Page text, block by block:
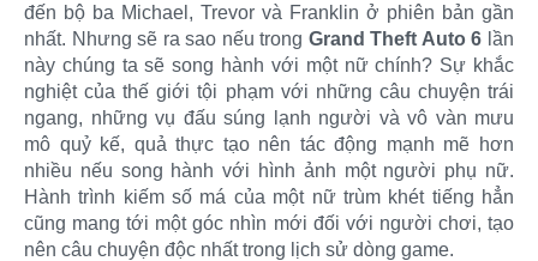
đến bộ ba Michael, Trevor và Franklin ở phiên bản gần
nhất. Nhưng sẽ ra sao nếu trong Grand Theft Auto 6 lần
này chúng ta sẽ song hành với một nữ chính? Sự khắc
nghiệt của thế giới tội phạm với những câu chuyện trái
ngang, những vụ đấu súng lạnh người và vô vàn mưu
mô quỷ kế, quả thực tạo nên tác động mạnh mẽ hơn
nhiều nếu song hành với hình ảnh một người phụ nữ.
Hành trình kiếm số má của một nữ trùm khét tiếng hẳn
cũng mang tới một góc nhìn mới đối với người chơi, tạo
nên câu chuyện độc nhất trong lịch sử dòng game.